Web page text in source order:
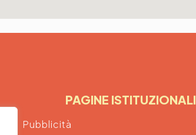
PAGINE ISTITUZIONALI
Pubblicità